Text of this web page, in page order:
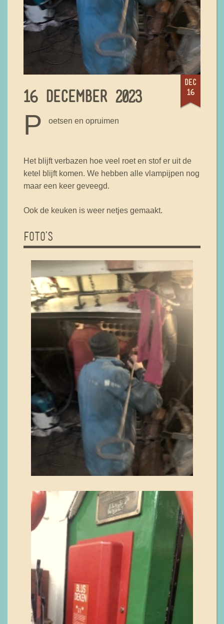
dec
16
16 DECEMBER 2023
P oetsen en opruimen
Het blijft verbazen hoe veel roet en stof er uit de
ketel blijft komen. We hebben alle vlampijpen nog
maar een keer geveegd.
Ook de keuken is weer netjes gemaakt.
FOTO'S